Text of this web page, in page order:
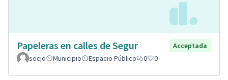
Papeleras en calles de Segur
Acceptada
socjo
Municipio Espacio Público 0 0